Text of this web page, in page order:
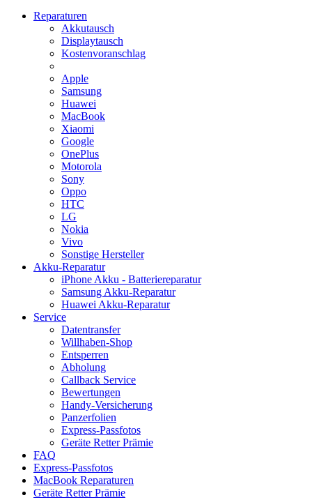
Reparaturen
Akkutausch
Displaytausch
Kostenvoranschlag
Apple
Samsung
Huawei
MacBook
Xiaomi
Google
OnePlus
Motorola
Sony
Oppo
HTC
LG
Nokia
Vivo
Sonstige Hersteller
Akku-Reparatur
iPhone Akku - Batteriereparatur
Samsung Akku-Reparatur
Huawei Akku-Reparatur
Service
Datentransfer
Willhaben-Shop
Entsperren
Abholung
Callback Service
Bewertungen
Handy-Versicherung
Panzerfolien
Express-Passfotos
Geräte Retter Prämie
FAQ
Express-Passfotos
MacBook Reparaturen
Geräte Retter Prämie